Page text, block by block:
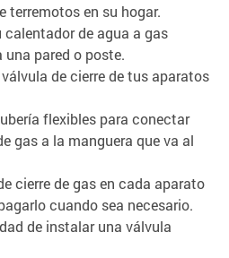
terremotos en su hogar.
calentador de agua a gas
pared o poste.
de cierre de tus aparatos
flexibles para conectar
gas a la manguera que va al
cierre de gas en cada aparato
cuando sea necesario.
de instalar una válvula